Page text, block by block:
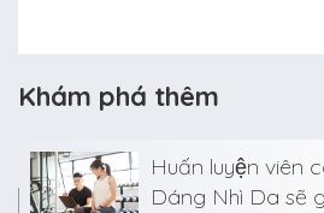
Khám phá thêm
Huấn luyện viên
Dáng Nhì Da sẽ